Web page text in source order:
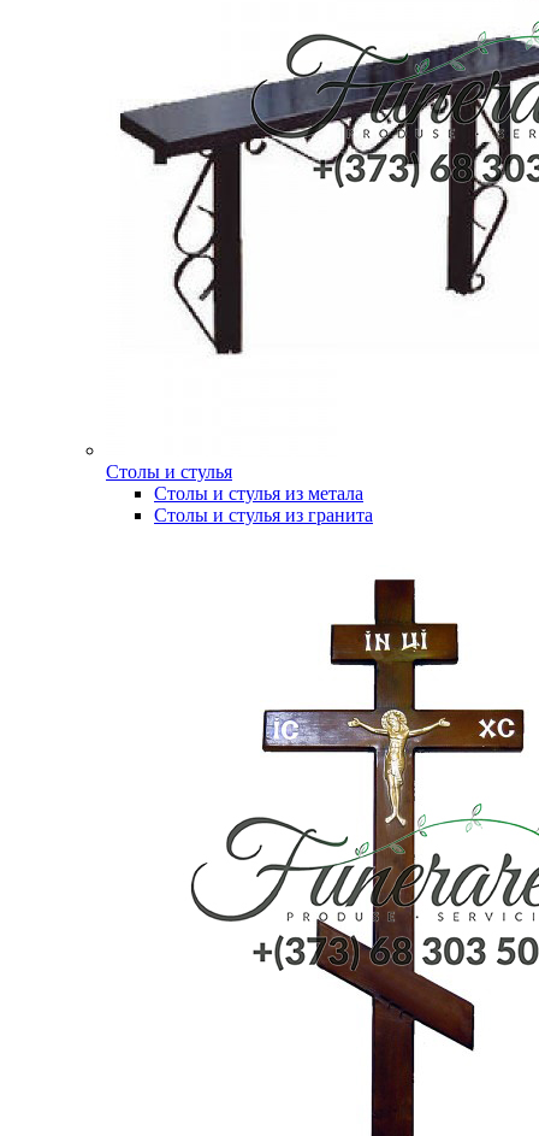
Столы и стулья
Столы и стулья из метала
Столы и стулья из гранита